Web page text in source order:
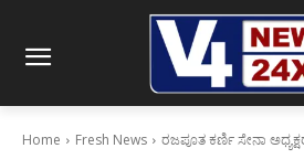
Home Fresh News ರಜಪೂತ ಕರ್ಣಿ ಸೇನಾ